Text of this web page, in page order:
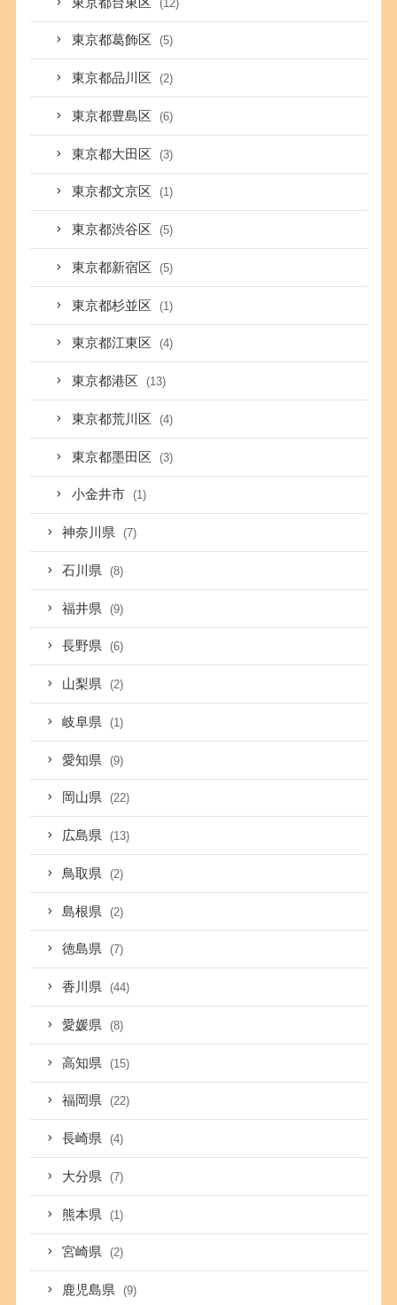
(12)
東京都葛飾区 (5)
東京都品川区 (2)
東京都豊島区 (6)
東京都大田区 (3)
東京都文京区 (1)
東京都渋谷区 (5)
東京都新宿区 (5)
東京都杉並区 (1)
東京都江東区 (4)
東京都港区 (13)
東京都荒川区 (4)
東京都墨田区 (3)
小金井市 (1)
神奈川県 (7)
石川県 (8)
福井県 (9)
長野県 (6)
山梨県 (2)
岐阜県 (1)
愛知県 (9)
岡山県 (22)
広島県 (13)
鳥取県 (2)
島根県 (2)
徳島県 (7)
香川県 (44)
愛媛県 (8)
高知県 (15)
福岡県 (22)
長崎県 (4)
大分県 (7)
熊本県 (1)
宮崎県 (2)
鹿児島県 (9)